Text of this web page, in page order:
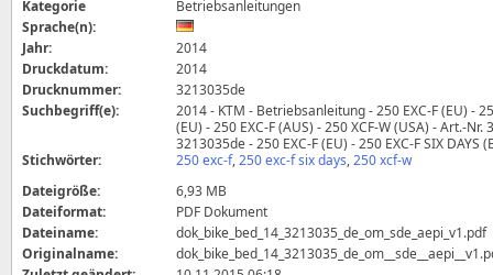
Kategorie
Betriebsanleitungen
Sprache(n):
Jahr:
2014
Druckdatum:
2014
Drucknummer:
3213035de
Suchbegriff(e):
2014 - KTM - Betriebsanleitung - 250 EXC‑F (EU) -
(EU) - 250 EXC‑F (AUS) - 250 XCF‑W (USA) - Art.-
3213035de - 250 EXC‑F (EU) - 250 EXC‑F SIX DAYS
Stichwörter:
250 exc‑f,250 exc‑f six days,250 xcf‑w
Dateigröße:
6,93 MB
Dateiformat:
PDF Dokument
Dateiname:
dok_bike_bed_14_3213035_de_om_sde_aepi_v1.pdf
Originalname: